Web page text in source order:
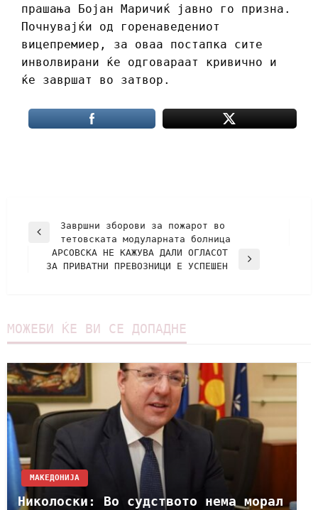
прашања Бојан Маричиќ јавно го призна.
Почнувајќи од горенаведениот
вицепремиер, за оваа постапка сите
инволвирани ќе одговараат кривично и
ќе завршат во затвор.
Завршни зборови за пожарот во
тетовската модуларната болница
АРСОВСКА НЕ КАЖУВА ДАЛИ ОГЛАСОТ
ЗА ПРИВАТНИ ПРЕВОЗНИЦИ Е УСПЕШЕН
МОЖЕБИ ЌЕ ВИ СЕ ДОПАДНЕ
МАКЕДОНИЈА
Николоски: Во судството нема морал